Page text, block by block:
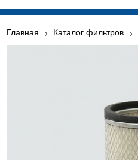
Главная Каталог фильтров